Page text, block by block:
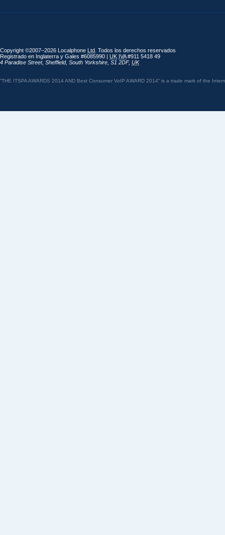
Copyright ©2007–2026 Localphone Ltd . Todos los derechos reservados
Registrado en Inglaterra y Gales #6085990 | UK IVA#911 5418 49
4 Paradise Street, Sheffield, South Yorkshire S1 2DF, UK
“THE ITSPA AWARDS 2014 AND Best Consumer VoIP AWARD 2014” is a trade mark of the